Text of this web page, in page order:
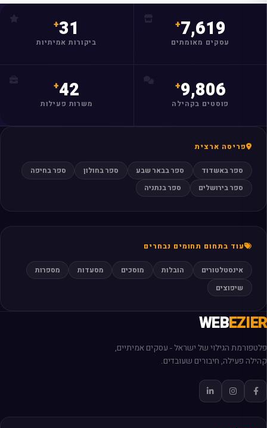
7,619
עסקים מאומתים
31
ביקורות אמיתיות
9,806
פוסטים בקהילה
42
משרות פעילות
פריסה ארצית
ספר באשדוד ספר בבאר שבע ספר בחולון
ספר בחיפה
ספר בירושלים
ספר בנתניה
עוד בתחום תחומים נבחרים
אינסטלטורים הובלות מוסכים מסעדות
מספרות
שיפוצים
WEBEZIER
פלטפורמת הגילוי של ישראל - עסקים אמיתיים,
קהילה פעילה, חיבורים שעובדים.